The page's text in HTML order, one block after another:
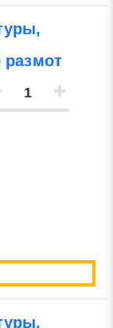
размот